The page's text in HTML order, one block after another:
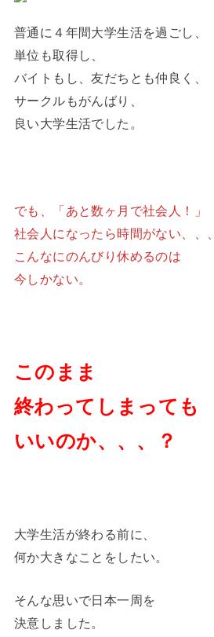
普通に４年間大学生活を過ごし、
単位も取得し、
バイトもし、友だちとも仲良く、
サークルもがんばり、
良い大学生活でした。
でも、「あと数ヶ月で社会人！」
社会人になったら時間がない、、、
こんなにのんびり休めるのは
今しかない。
このまま
終わってしまっても
いいのか、、、？
大学生活が終わる前に、
何か大きなことをしたい。
そんな思いで日本一周を
決意しました。